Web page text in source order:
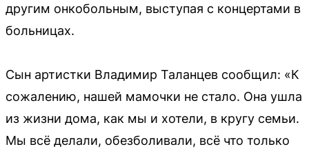
другим онкобольным, выступая с концертами в
больницах.
Сын артистки Владимир Таланцев сообщил: «К
сожалению, нашей мамочки не стало. Она ушла
из жизни дома, как мы и хотели, в кругу семьи.
Мы всё делали, обезболивали, всё что только